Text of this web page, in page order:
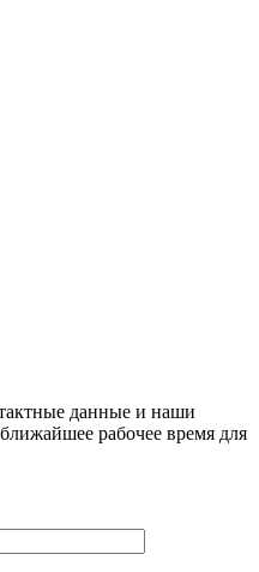
данные и наши
рабочее время для